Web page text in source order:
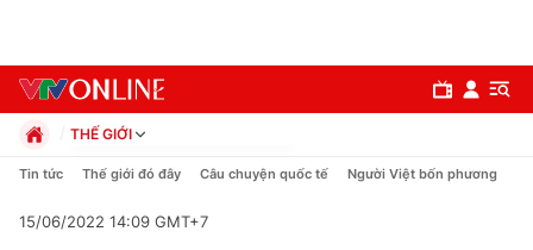
THẾ GIỚI
Chính trị
Pháp luật
Tin tức Thế giới đó đây Câu chuyện quốc tế Người Việt bốn phương
15/06/2022 14:09 GMT+7